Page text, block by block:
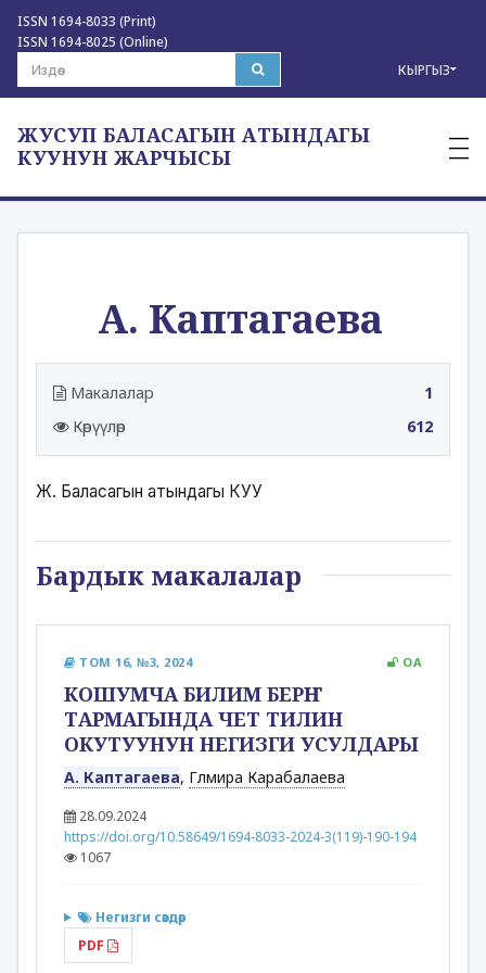
ISSN 1694-8033 (Print)
ISSN 1694-8025 (Online)
КЫРГЫЗ
ЖУСУП БАЛАСАГЫН АТЫНДАГЫ
КУУНУН ЖАРЧЫСЫ
—
—
—
А. Каптагаева
Макалалар
1
Көрүүлөр
612
Ж. Баласагын атындагы КУУ
Бардык макалалар
ТОМ 16, №3, 2024 OA
КОШУМЧА БИЛИМ БЕРҤҤ
ТАРМАГЫНДА ЧЕТ ТИЛИН
ОКУТУУНУН НЕГИЗГИ УСУЛДАРЫ
А. Каптагаева, Гүлмира Карабалаева
28.09.2024
https://doi.org/10.58649/1694-8033-2024-3(119)-190-194
1067
Негизги сөздөр
PDF